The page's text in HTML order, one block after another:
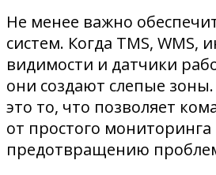
Не менее важно
систем. Когда TMS, WMS,
видимости и датчики
они создают слепые
это то, что позволяет
от простого мониторинга
предотвращению